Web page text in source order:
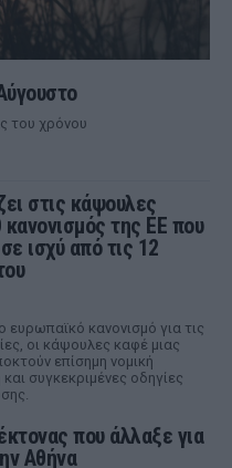
του χρόνου
στις κάψουλες
της ΕΕ που
ισχύ από τις 12
ευρωπαϊκό κανονισμό για τις
οι κάψουλες καφέ μιας
επίσημη νομική
συγκεκριμένες οδηγίες
που άλλαξε για
Αθήνα